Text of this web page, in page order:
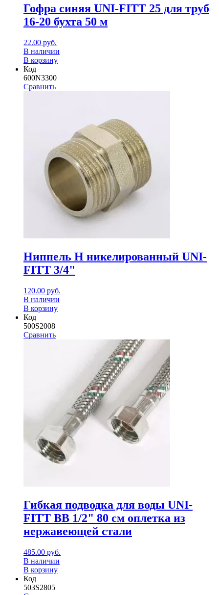
Гофра синяя UNI-FITT 25 для труб
16-20 бухта 50 м
22.00 руб.
В наличии
В корзину
Код
600N3300
Сравнить
Ниппель Н никелированный UNI-
FITT 3/4"
120.00 руб.
В наличии
В корзину
Код
500S2008
Сравнить
Гибкая подводка для воды UNI-
FITT ВВ 1/2" 80 см оплетка из
нержавеющей стали
485.00 руб.
В наличии
В корзину
Код
503S2805